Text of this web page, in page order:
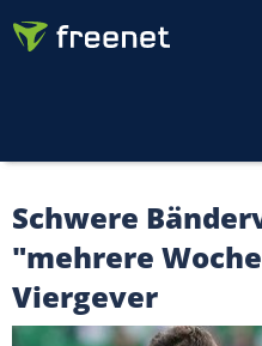
Schwere
"mehrere
Viergever